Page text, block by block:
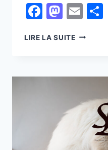
Facebook
LIRE LA SUITELES
EN
L’ANNÉE
DES
« A »